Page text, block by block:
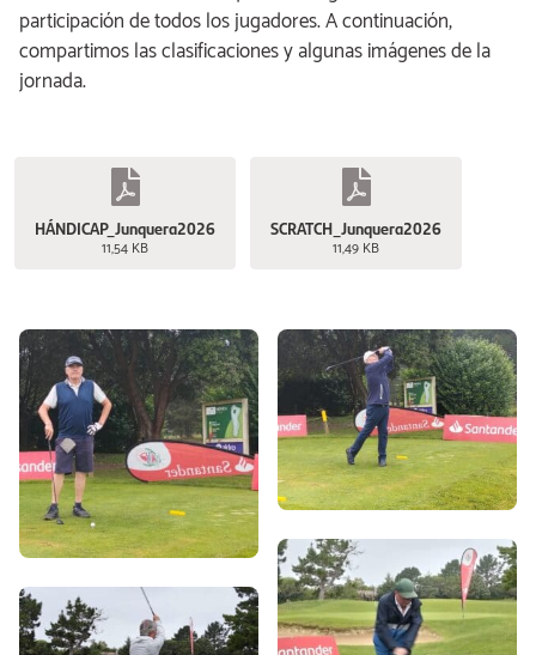
participación de todos los jugadores. A continuación,
compartimos las clasificaciones y algunas imágenes de la
jornada.
HÁNDICAP_Junquera2026
11,54 KB
SCRATCH_Junquera2026
11,49 KB